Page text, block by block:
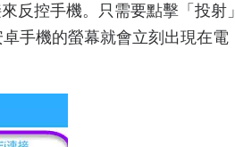
反控手機。只需要點擊「投射」
手機的螢幕就會立刻出現在電